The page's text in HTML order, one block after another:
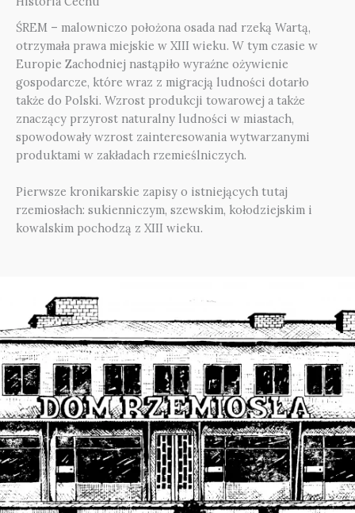
ŚREM – malowniczo położona osada nad rzeką Wartą,
otrzymała prawa miejskie w XIII wieku. W tym czasie w
Europie Zachodniej nastąpiło wyraźne ożywienie
gospodarcze, które wraz z migracją ludności dotarło
także do Polski. Wzrost produkcji towarowej a także
znaczący przyrost naturalny ludności w miastach,
spowodowały wzrost zainteresowania wytwarzanymi
produktami w zakładach rzemieślniczych.
Pierwsze kronikarskie zapisy o istniejących tutaj
rzemiosłach: sukienniczym, szewskim, kołodziejskim i
kowalskim pochodzą z XIII wieku.